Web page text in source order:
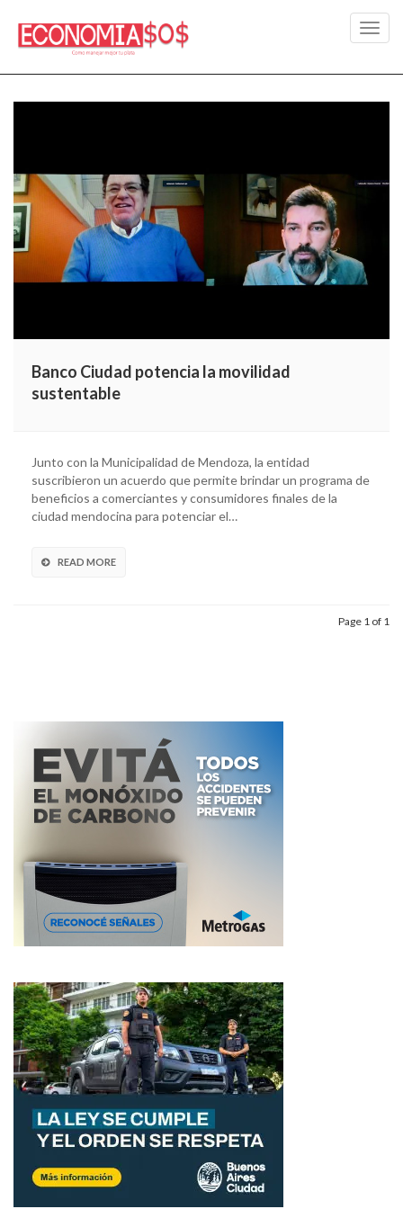
Banco Ciudad potencia la movilidad
sustentable
Junto con la Municipalidad de Mendoza, la entidad
suscribieron un acuerdo que permite brindar un programa de
beneficios a comerciantes y consumidores finales de la
ciudad mendocina para potenciar el…
READ MORE
Page 1 of 1